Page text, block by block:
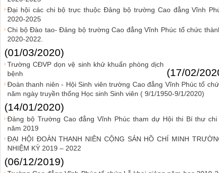
Đại hội các chi bộ trực thuộc Đảng bộ trường Cao đẳng Vĩnh
2020-2025
Chi bộ Đào tao- Đảng bộ trường Cao đẳng Vĩnh Phúc tổ chức
2020-2022.
(01/03/2020)
Trường CĐVP dọn vệ sinh khử khuẩn phòng dịch
bệnh
(17/02/
Đoàn thanh niên - Hội Sinh viên trường Cao đẳng Vĩnh Phúc tổ
năm ngày truyền thống Học sinh Sinh viên ( 9/1/1950-9/1/2020)
(14/01/2020)
Đảng bộ Trường Cao đẳng Vĩnh Phúc tham dự Hội thi Bí thư chi
năm 2019
ĐẠI HỘI ĐOÀN THANH NIÊN CỘNG SẢN HỒ CHÍ MINH
NHIỆM KỲ 2019 – 2022
(06/12/2019)